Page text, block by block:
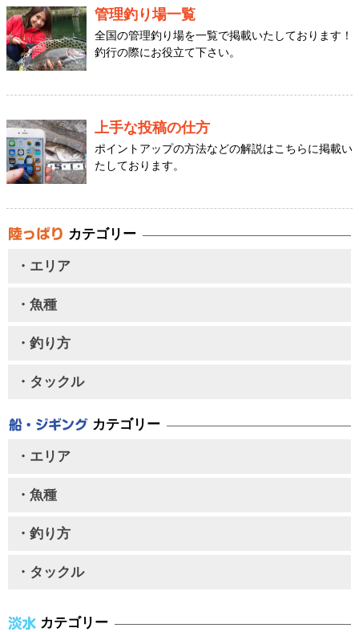
管理釣り場一覧
全国の管理釣り場を一覧で掲載いたしております！
釣行の際にお役立て下さい。
上手な投稿の仕方
ポイントアップの方法などの解説はこちらに掲載い
たしております。
カテゴリー
・エリア
・魚種
・釣り方
・タックル
カテゴリー
・エリア
・魚種
・釣り方
・タックル
カテゴリー